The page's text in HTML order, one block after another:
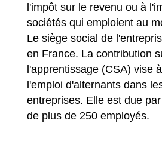
l'impôt sur le revenu ou à
sociétés qui emploient au
Le siège social de
en France. La contribution
l'apprentissage (CSA) vise
l'emploi d'alternants dans
entreprises. Elle est due
de plus de 250 employés.